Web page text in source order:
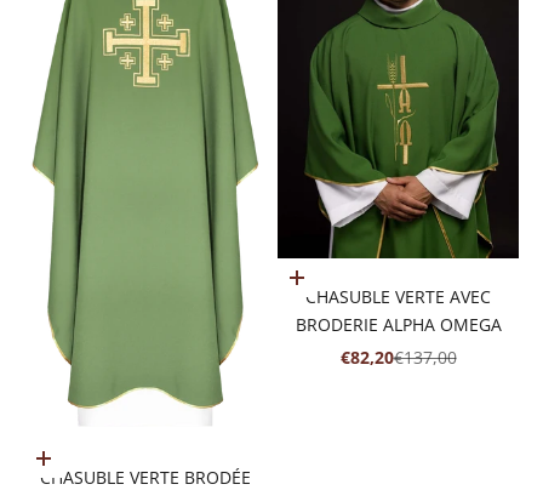
Ajouter au panier
CHASUBLE VERTE BRODÉE
Ajouter au panier
CHASUBLE VERTE AVEC
BRODERIE ALPHA OMEGA
PRIX DE VENTE
€82,20PRIX NORMAL
€137,00